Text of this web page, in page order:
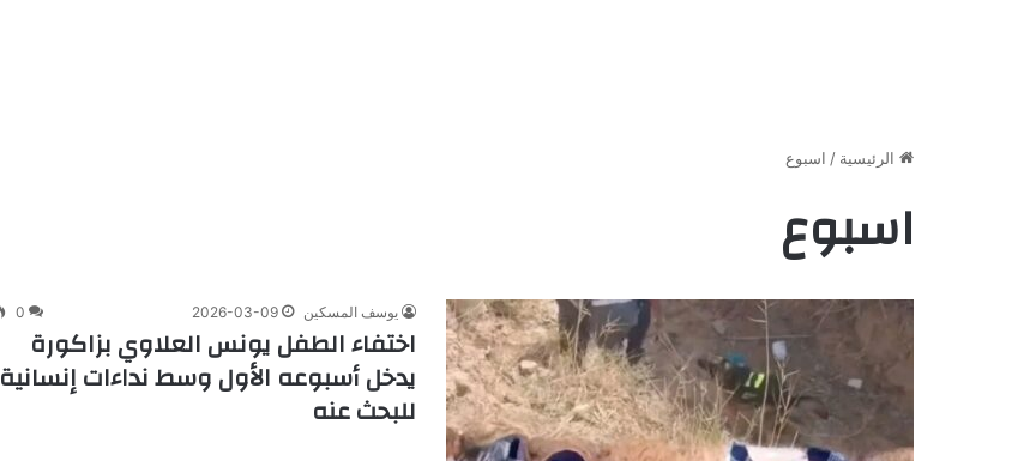
الرئيسية / اسبوع
اسبوع
يوسف المسكين 2026-03-09
0
اختفاء الطفل يونس العلاوي بزاكورة
يدخل أسبوعه الأول وسط نداءات إنسانية
للبحث عنه